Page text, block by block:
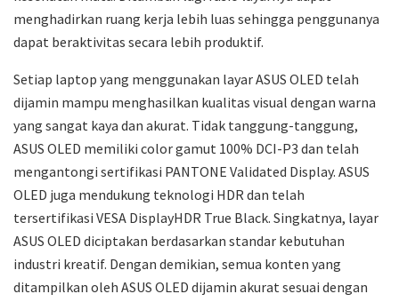
menghadirkan ruang kerja lebih luas sehingga penggunanya
dapat beraktivitas secara lebih produktif.
Setiap laptop yang menggunakan layar ASUS OLED telah
dijamin mampu menghasilkan kualitas visual dengan warna
yang sangat kaya dan akurat. Tidak tanggung-tanggung,
ASUS OLED memiliki color gamut 100% DCI-P3 dan telah
mengantongi sertifikasi PANTONE Validated Display. ASUS
OLED juga mendukung teknologi HDR dan telah
tersertifikasi VESA DisplayHDR True Black. Singkatnya, layar
ASUS OLED diciptakan berdasarkan standar kebutuhan
industri kreatif. Dengan demikian, semua konten yang
ditampilkan oleh ASUS OLED dijamin akurat sesuai dengan